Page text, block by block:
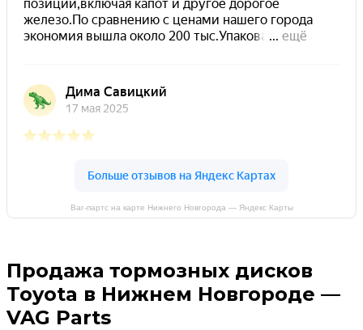
Ваг-партс на карте Нижнего Новгорода — Яндекс Карты
Продажа тормозных дисков
Toyota в Нижнем Новгороде —
VAG Parts